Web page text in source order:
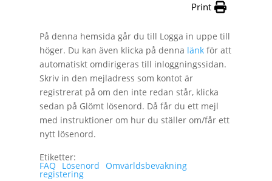
Print
På denna hemsida går du till Logga in uppe till
höger. Du kan även klicka på denna länk för att
automatiskt omdirigeras till inloggningssidan.
Skriv in den mejladress som kontot är
registrerat på om den inte redan står, klicka
sedan på Glömt lösenord. Då får du ett mejl
med instruktioner om hur du ställer om/får ett
nytt lösenord.
Etiketter:
FAQ Lösenord Omvärldsbevakning
registering